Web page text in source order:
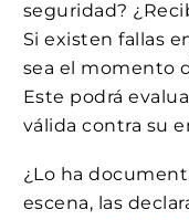
seguridad?
Si existen fallas
sea el momento
Este podrá
válida contra su
¿Lo ha
escena, las